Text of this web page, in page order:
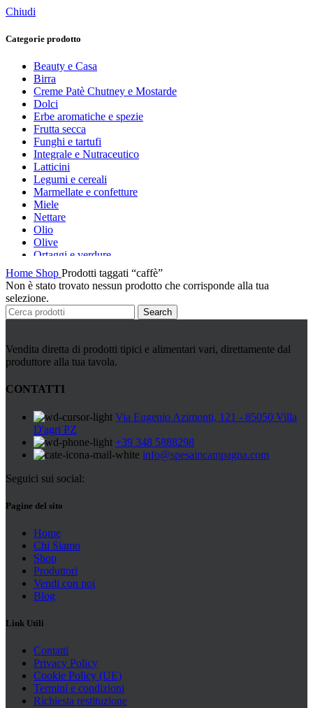
Chiudi
Categorie prodotto
Beauty e Casa
Birra
Creme Patè Chutney e Mostarde
Dolci
Erbe aromatiche e spezie
Frutta secca
Funghi e tartufi
Integrale e Nutraceutico
Latticini
Legumi e cereali
Marmellate e confetture
Miele
Nettare
Olio
Olive
Ortaggi e verdure
Pasta, farine e pangrattato
Peperoncino
Peperoni Cruschi
Prodotti da forno
Rafano
Sott’oli e conserve
Sughi pronti e passate
Tisane
Vino e liquori
Zuppe secche e pronte
Home Shop Prodotti taggati “caffè”
Non è stato trovato nessun prodotto che corrisponde alla tua
selezione.
Search
Vendita diretta di prodotti tipici e alimentari vari, direttamente dal
produttore alla tua tavola.
CONTATTI
Via Eugenio Azimonti, 121 - 85050 Villa
D'agri PZ
+39 348 5888298
info@spesaincampagna.com
Seguici sui social:
Pagine del sito
Home
Chi Siamo
Shop
Produttori
Vendi con noi
Blog
Link Utili
Contatti
Privacy Policy
Cookie Policy (UE)
Termini e condizioni
Richiesta restituzione